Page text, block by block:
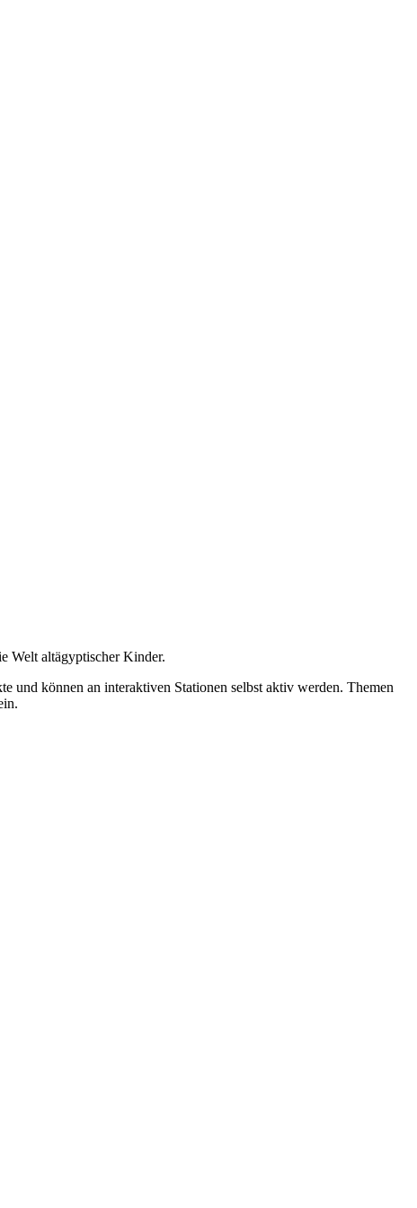
Welt altägyptischer Kinder.
und können an interaktiven Stationen selbst aktiv werden. Themen